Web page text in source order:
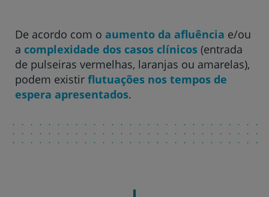
Hospital CUF Madeira
Hospital CUF Santarém
Hospital CUF Sintra
De acordo com o aumento da afluência e/ou
a complexidade dos casos clínicos (entrada
de pulseiras vermelhas, laranjas ou amarelas),
podem existir flutuações nos tempos de
espera apresentados.